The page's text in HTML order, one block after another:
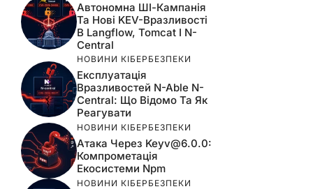
Автономна ШІ-Кампанія
Та Нові KEV-Вразливості
В Langflow, Tomcat І N-
Central
НОВИНИ КІБЕРБЕЗПЕКИ
Експлуатація
Вразливостей N-Able N-
Central: Що Відомо Та Як
Реагувати
НОВИНИ КІБЕРБЕЗПЕКИ
Атака Через Keyv@6.0.0:
Компрометація
Екосистеми Npm
НОВИНИ КІБЕРБЕЗПЕКИ